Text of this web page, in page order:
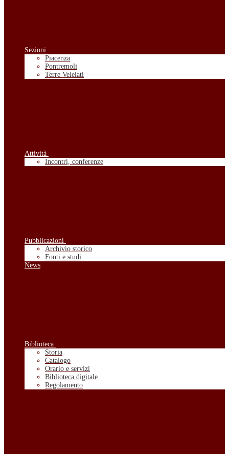
Sezioni
Piacenza
Pontremoli
Terre Veleiati
Attività
Incontri, conferenze
Pubblicazioni
Archivio storico
Fonti e studi
News
Biblioteca
Storia
Catalogo
Orario e servizi
Biblioteca digitale
Regolamento